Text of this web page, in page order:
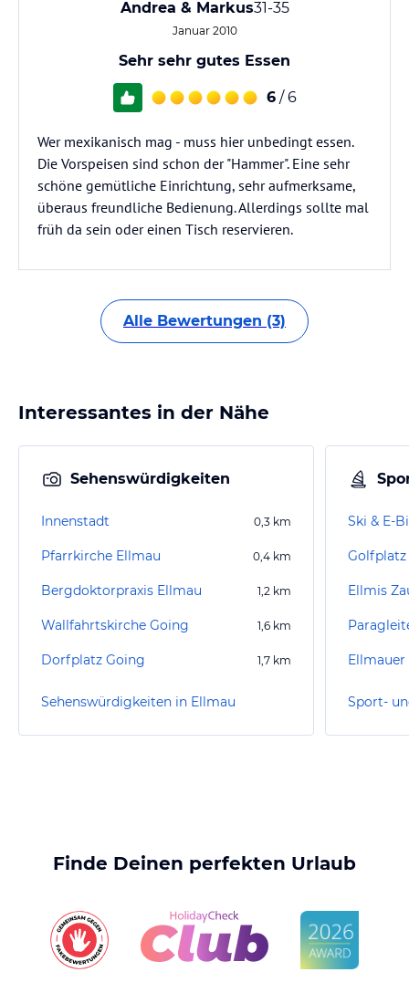
Andrea & Markus31-35
Januar 2010
Sehr sehr gutes Essen
6 / 6
Wer mexikanisch mag - muss hier unbedingt essen.
Die Vorspeisen sind schon der "Hammer". Eine sehr
schöne gemütliche Einrichtung, sehr aufmerksame,
überaus freundliche Bedienung. Allerdings sollte mal
früh da sein oder einen Tisch reservieren.
Alle Bewertungen (3)
Interessantes in der Nähe
Sehenswürdigkeiten
Innenstadt 0,3 km
Pfarrkirche Ellmau 0,4 km
Bergdoktorpraxis Ellmau 1,2 km
Wallfahrtskirche Going 1,6 km
Dorfplatz Going 1,7 km
Sehenswürdigkeiten in Ellmau
Ski & E-
Ellmis
Ellmauer
Sport-
Finde Deinen perfekten Urlaub